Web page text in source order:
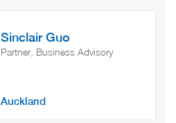
Sinclair Guo
Partner, Business Advisory
Auckland